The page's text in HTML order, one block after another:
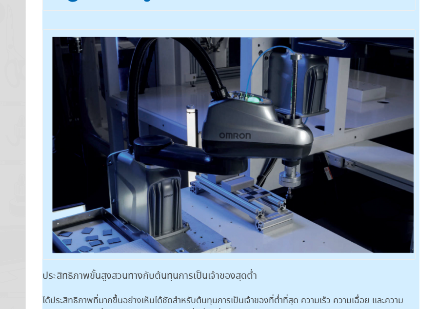
ประสิทธิภาพขั้นสูงสวนทางกับต้นทุนการเป็นเจ้าของสุดต่ำ
ได้ประสิทธิภาพที่มากขึ้นอย่างเห็นได้ชัดสำหรับต้นทุนการเป็นเจ้าของที่ต่ำที่สุด ความเร็ว ความเฉื่อย และความ